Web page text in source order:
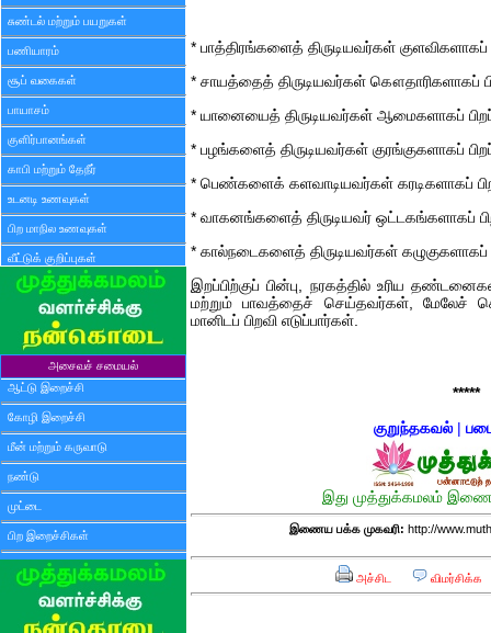
சுண்டல் மற்றும் பயறுகள்
பணியாரம்
சூப் வகைகள்
பாயாசம்
குளிர்பானங்கள்
காபி மற்றும் தேநீர்
உடனடி உணவுகள்
பிற மாநில உணவுகள்
வீட்டுக் குறிப்புகள்
அசைவச் சமையல்
ஆட்டு இறைச்சி
கோழி இறைச்சி
மீன் மற்றும் கருவாடு
நண்டு
முட்டை
பிற இறைச்சிகள்
* பாத்திரங்களைத் திருடியவர்கள் குளவிகளாகப்
* சாயத்தைத் திருடியவர்கள் கௌதாரிகளாகப்
* யானையைத் திருடியவர்கள் ஆமைகளாகப்
* பழங்களைத் திருடியவர்கள் குரங்குகளாகப்
* பெண்களைக் களவாடியவர்கள் கரடிகளாகப்
* வாகனங்களைத் திருடியவர் ஒட்டகங்களாகப்
* கால்நடைகளைத் திருடியவர்கள் கழுகுகளாகப்
இறப்பிற்குப் பின்பு, நரகத்தில் உரிய
மற்றும் பாவத்தைச் செய்தவர்கள், மேலேச்
மானிடப் பிறவி எடுப்பார்கள்.
*****
குறுந்தகவல்|
இது முத்துக்கமலம்
இணைய பக்க முகவரி: http://
அச்சிட விமர்சிக்க